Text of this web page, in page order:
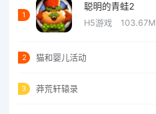
1
聪明的青蛙2
H5游戏 103.67M
2 猫和婴儿活动
3 莽荒轩辕录